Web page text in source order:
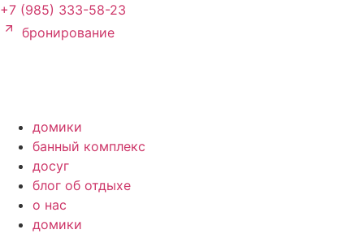
Перейти
к
+7 (985) 333-58-23
бронирование
домики
банный комплекс
досуг
блог об отдыхе
о нас
домики